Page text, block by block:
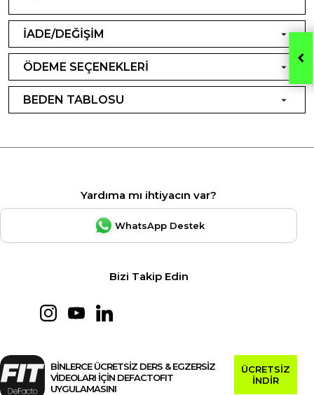
İADE/DEĞİŞİM
ÖDEME SEÇENEKLERİ
BEDEN TABLOSU
Yardıma mı ihtiyacın var?
WhatsApp Destek
Bizi Takip Edin
BİNLERCE ÜCRETSİZ DERS & EGZERSİZ
VİDEOLARI İÇİN DEFACTOFIT
UYGULAMASINI
ÜCRETSİZ
İNDİR